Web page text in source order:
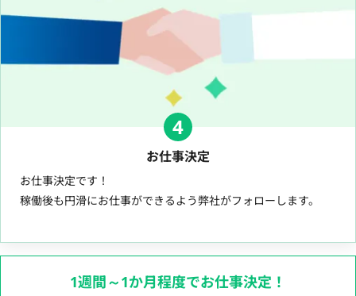
4
お仕事決定
お仕事決定です！
稼働後も円滑にお仕事ができるよう弊社がフォローします。
1週間～1か月程度でお仕事決定！